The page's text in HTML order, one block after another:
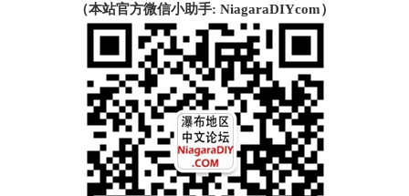
（本站官方微信小助手: NiagaraDIYcom）